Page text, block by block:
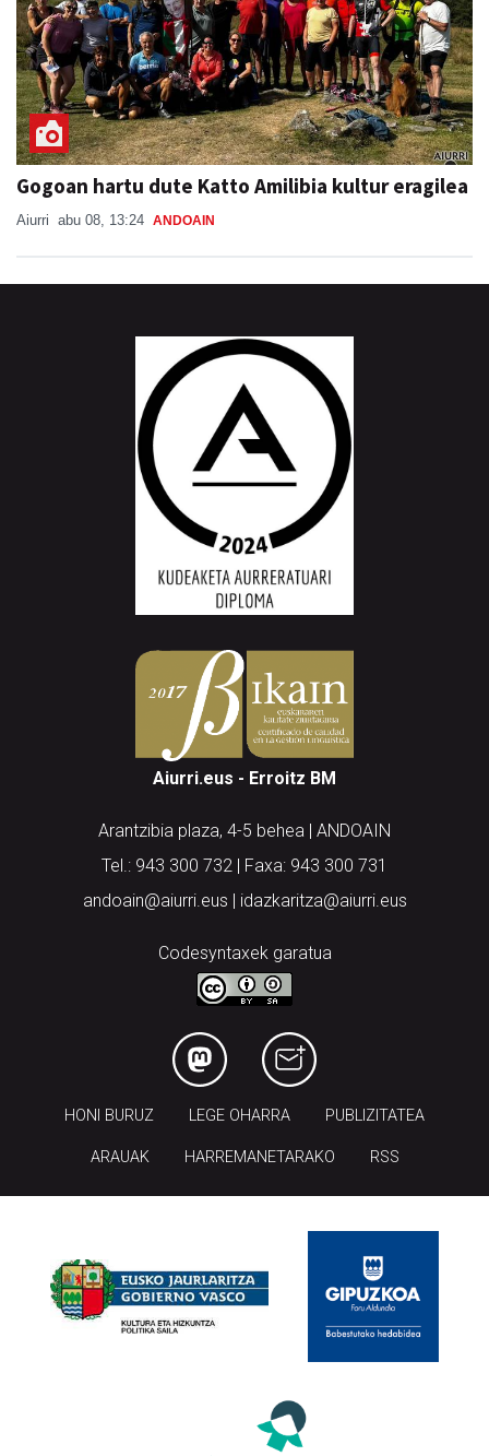
Gogoan hartu dute Katto Amilibia kultur eragilea
Aiurri abu 08, 13:24 ANDOAIN
Aiurri.eus - Erroitz BM
Arantzibia plaza, 4-5 behea | ANDOAIN
Tel.: 943 300 732 | Faxa: 943 300 731
andoain@aiurri.eus | idazkaritza@aiurri.eus
Codesyntaxek garatua
HONI BURUZ LEGE OHARRA PUBLIZITATEA
ARAUAK HARREMANETARAKO RSS